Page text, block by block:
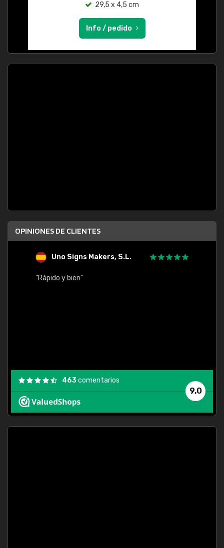
29,5 x 4,5 cm
Info / pedido
OPINIONES DE CLIENTES
Uno Signs Makers, S.L.
"Rápido y bien"
9,0
463comentarios